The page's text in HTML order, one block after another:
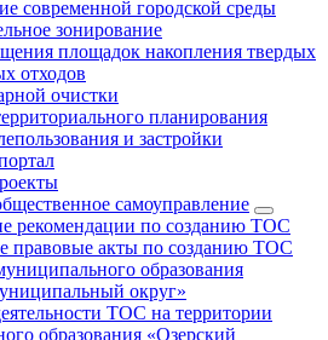
современной городской среды
зонирование
площадок накопления твердых
отходов
очистки
планирования
и застройки
самоуправление
рекомендации по созданию ТОС
правовые акты по созданию ТОС
образования
округ»
ТОС на территории
образования «Озерский